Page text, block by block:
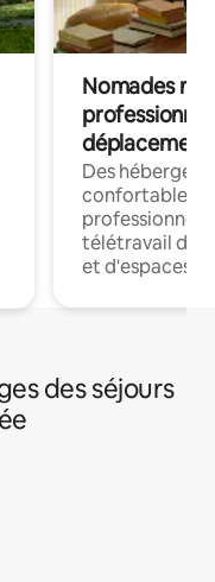
Nomades
déplacement
Des
confortables
professionnels
télétravail
et d'espaces
des séjours